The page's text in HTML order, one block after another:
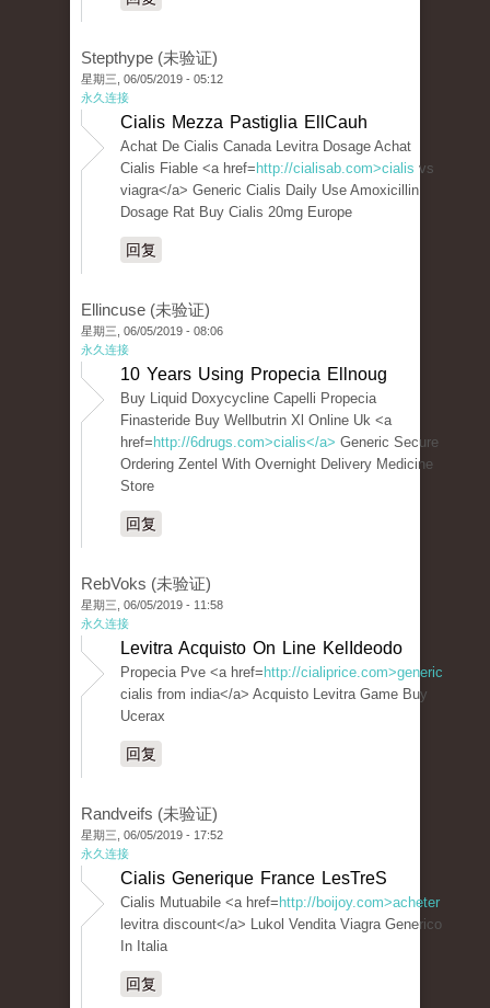
Stepthype (未验证)
星期三, 06/05/2019 - 05:12
永久连接
Cialis Mezza Pastiglia EllCauh
Achat De Cialis Canada Levitra Dosage Achat
Cialis Fiable <a href= http://cialisab.com>cialis vs
viagra</a> Generic Cialis Daily Use Amoxicillin
Dosage Rat Buy Cialis 20mg Europe
回复
Ellincuse (未验证)
星期三, 06/05/2019 - 08:06
永久连接
10 Years Using Propecia Ellnoug
Buy Liquid Doxycycline Capelli Propecia
Finasteride Buy Wellbutrin Xl Online Uk <a
href= http://6drugs.com>cialis</a> Generic Secure
Ordering Zentel With Overnight Delivery Medicine
Store
回复
RebVoks (未验证)
星期三, 06/05/2019 - 11:58
永久连接
Levitra Acquisto On Line KelIdeodo
Propecia Pve <a href= http://cialiprice.com>generic
cialis from india</a> Acquisto Levitra Game Buy
Ucerax
回复
Randveifs (未验证)
星期三, 06/05/2019 - 17:52
永久连接
Cialis Generique France LesTreS
Cialis Mutuabile <a href= http://boijoy.com>acheter
levitra discount</a> Lukol Vendita Viagra Generico
In Italia
回复